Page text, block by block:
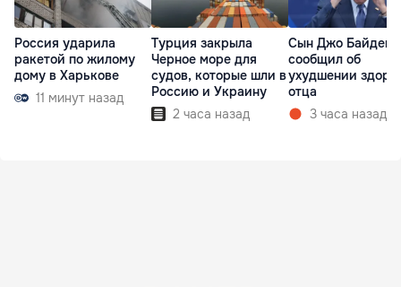
Россия ударила
ракетой по жилому
дому в Харькове
11 минут назад
Турция закрыла
Черное море для
судов, которые шли в
Россию и Украину
2 часа назад
Сын Джо Байдена
сообщил об
ухудшении
отца
3 часа назад